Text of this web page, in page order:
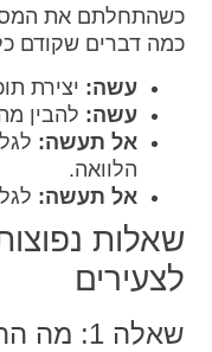
כשהתחלתם את
כמה דברים שקודם
עשה: יצירת
עשה: להבין
אל תעשה:
הלוואה.
אל תעשה:
שאלות
לצעירים
שאלה 1: מה ההבדל בין סוגי ההלוואות?